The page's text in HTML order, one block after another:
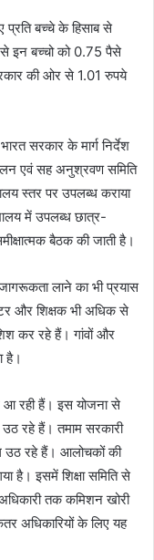
बच्चे के हिसाब से
इन बच्चो को 0.75 पैसे
की ओर से 1.01 रुपये
सरकार के मार्ग निर्देश
एवं सह अनुश्रवण समिति
स्तर पर उपलब्ध कराया
में उपलब्ध छात्र-
बैठक की जाती है।
लाने का भी प्रयास
और शिक्षक भी अधिक से
कर रहे हैं। गांवों और
है।
आ रही हैं। इस योजना से
रहे हैं। तमाम सरकारी
उठ रहे हैं। आलोचकों की
है। इसमें शिक्षा समिति से
तक कमिशन खोरी
अधिकारियों के लिए यह